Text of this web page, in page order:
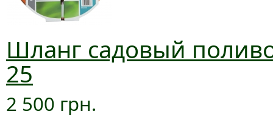
Шланг садовый
25
2 500 грн.